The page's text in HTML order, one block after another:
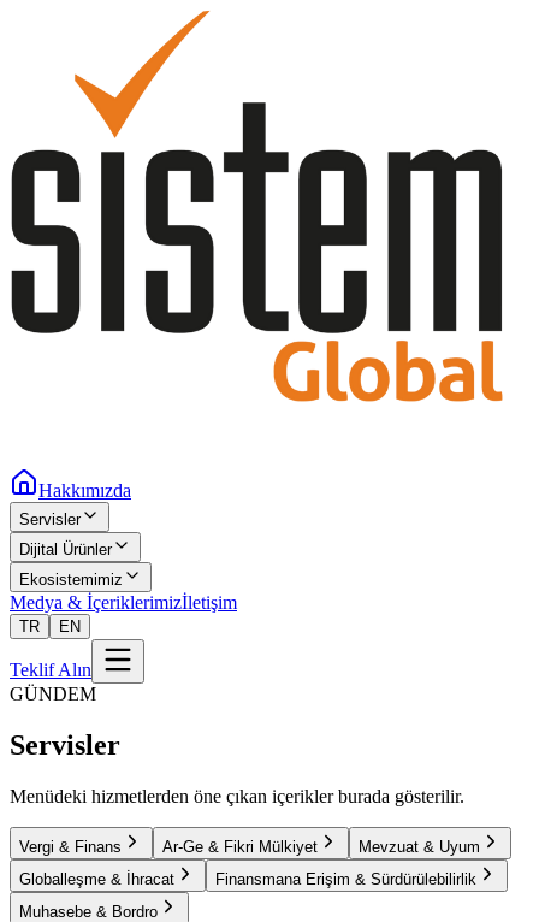
Hakkımızda
Servisler
Dijital Ürünler
Ekosistemimiz
Medya & İçeriklerimizİletişim
TR EN
Teklif Alın
GÜNDEM
Servisler
Menüdeki hizmetlerden öne çıkan içerikler burada gösterilir.
Vergi & Finans Ar-Ge & Fikri Mülkiyet
Mevzuat & Uyum
Globalleşme & İhracat
Finansmana Erişim & Sürdürülebilirlik
Muhasebe & Bordro